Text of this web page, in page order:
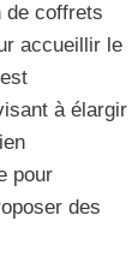
de coffrets
accueillir le
à élargir
pour
des